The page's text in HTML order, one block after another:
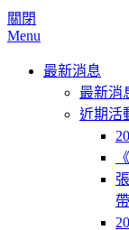
關閉
Menu
最新消息
最新消
近期活